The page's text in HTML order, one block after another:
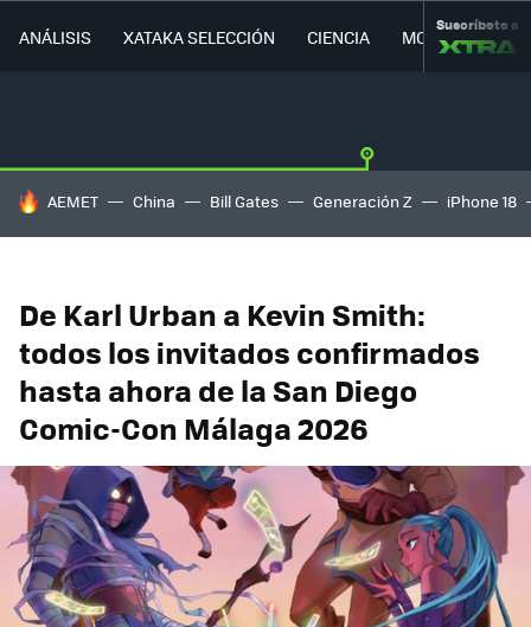
ANÁLISIS XATAKA SELECCIÓN CIENCIA MOVILIDAD
Suscríbete a
HOY SE HABLA DE
AEMET China Bill Gates Generación Z iPhone 18
De Karl Urban a Kevin Smith:
todos los invitados confirmados
hasta ahora de la San Diego
Comic-Con Málaga 2026